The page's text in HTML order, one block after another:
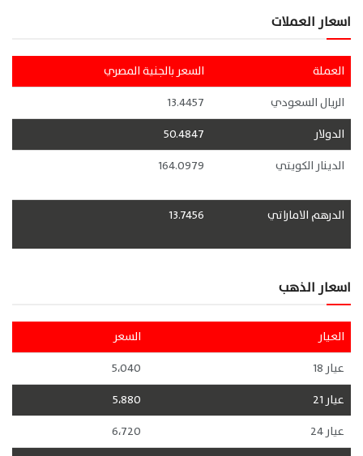
اسعار العملات
العملة
السعر بالجنية المصري
الريال السعودي
13.4457
الدولار
50.4847
الدينار الكويتي
164.0979
الدرهم الاماراتي 13.7456
اسعار الذهب
العيار
السعر
عيار 18
5،040
عيار 21
5،880
عيار 24
6،720